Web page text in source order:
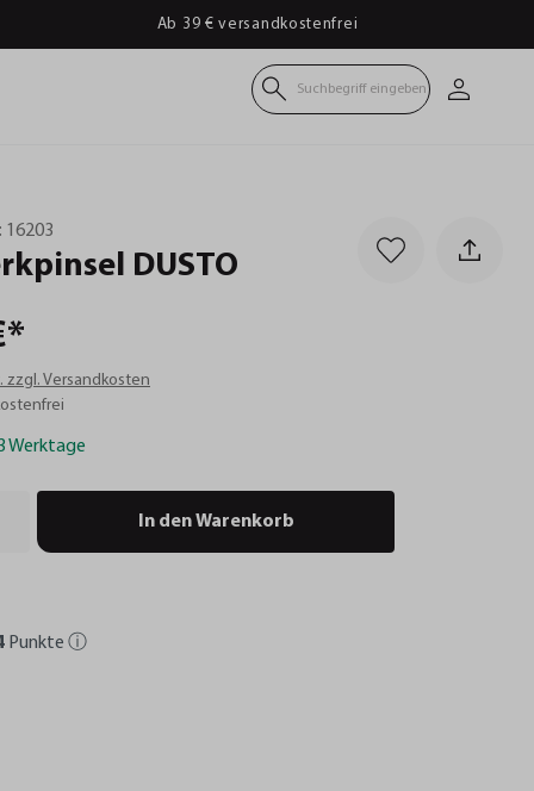
Ab 39 € versandkostenfrei
Suchbegriff eingeben
16203
DUSTO
zzgl. Versandkosten
Werktage
In den Warenkorb
Punkte ⓘ